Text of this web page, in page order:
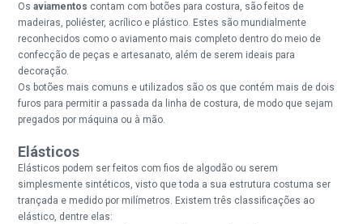
Osaviamentos contam com botões para costura, são feitos de
madeiras, poliéster, acrílico e plástico. Estes são mundialmente
reconhecidos como o aviamento mais completo dentro do meio de
confecção de peças e artesanato, além de serem ideais para
decoração.
Os botões mais comuns e utilizados são os que contém mais de dois
furos para permitir a passada da linha de costura, de modo que sejam
pregados por máquina ou à mão.
Elásticos
Elásticos podem ser feitos com fios de algodão ou serem
simplesmente sintéticos, visto que toda a sua estrutura costuma ser
trançada e medido por milímetros. Existem três classificações ao
elástico, dentre elas: